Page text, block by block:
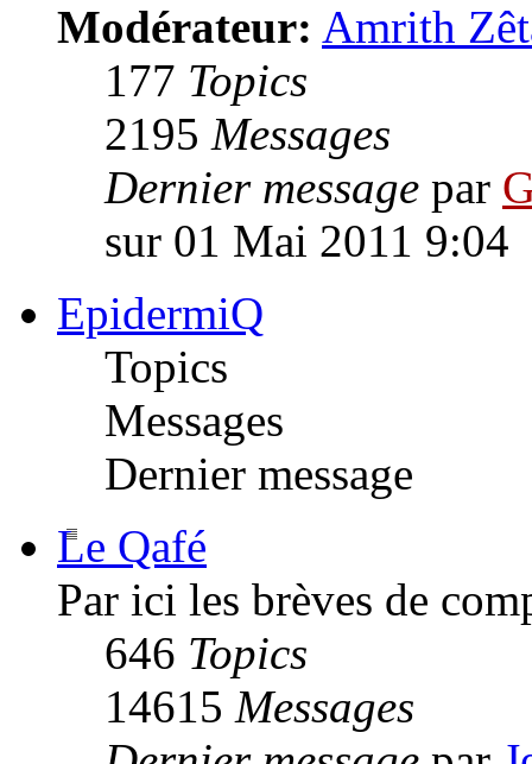
Modérateur: Amrith
177 Topics
2195 Messages
Dernier message par
sur 01 Mai 2011 9:04
EpidermiQ
Topics
Messages
Dernier message
Le Qafé
Par ici les brèves de
646 Topics
14615 Messages